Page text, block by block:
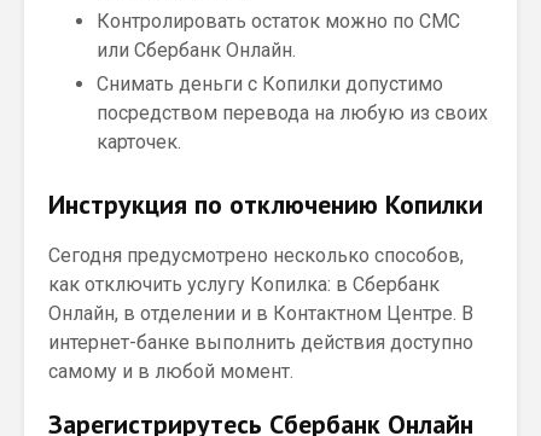
Контролировать остаток можно по СМС
или Сбербанк Онлайн.
Снимать деньги с Копилки допустимо
посредством перевода на любую из своих
карточек.
Инструкция по отключению Копилки
Сегодня предусмотрено несколько способов,
как отключить услугу Копилка: в Сбербанк
Онлайн, в отделении и в Контактном Центре. В
интернет-банке выполнить действия доступно
самому и в любой момент.
Зарегистрирутесь Сбербанк Онлайн